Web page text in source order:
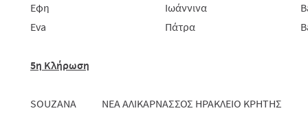
Εφη
Ιωάννινα
Eva
Πάτρα
5η Κλήρωση
SOUZANA
ΝΕΑ ΑΛΙΚΑΡΝΑΣΣΟΣ ΗΡΑΚΛΕΙΟ ΚΡΗΤΗΣ